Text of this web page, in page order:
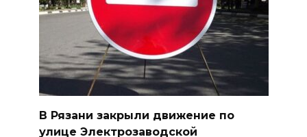
В Рязани закрыли движение по
улице Электрозаводской